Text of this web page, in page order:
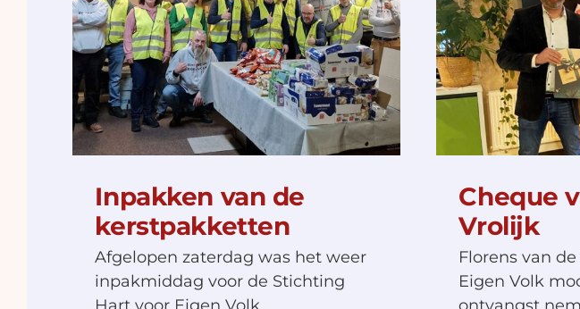
Inpakken van de
kerstpakketten
Afgelopen zaterdag was het weer
inpakmiddag voor de Stichting
Cheque van Jos Vrolijk
Cheque
Vrolijk
Florens van
Eigen Volk